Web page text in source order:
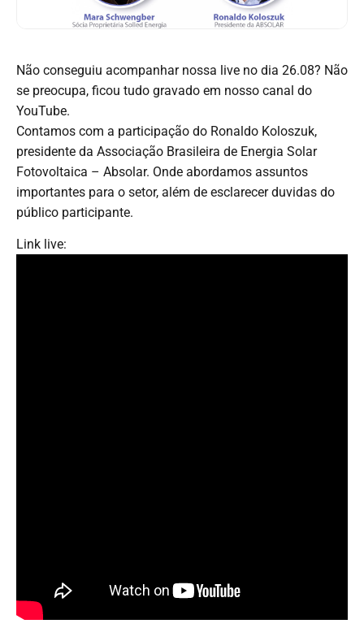
Não conseguiu acompanhar nossa live no dia 26.08? Não
se preocupa, ficou tudo gravado em nosso canal do
YouTube.
Contamos com a participação do Ronaldo Koloszuk,
presidente da Associação Brasileira de Energia Solar
Fotovoltaica – Absolar. Onde abordamos assuntos
importantes para o setor, além de esclarecer duvidas do
público participante.
Link live: